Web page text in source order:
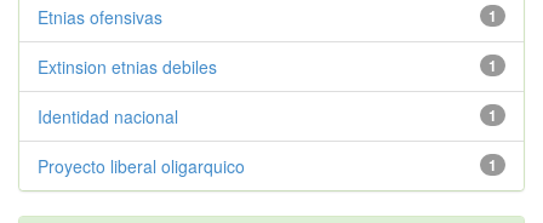
1
Etnias ofensivas
1
Extinsion etnias debiles
1
Identidad nacional
1
Proyecto liberal oligarquico